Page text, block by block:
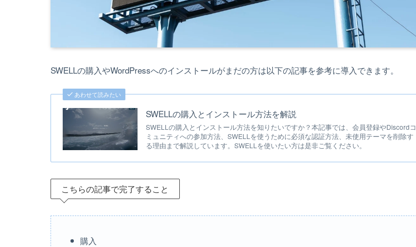
SWELLの購入やWordPressへのインストールがまだの方は以下の記事を参考に導入できます。
あわせて読みたい
SWELLの購入とインストール方法を解説
SWELLの購入とインストール方法を知りたいですか？本記事では、会員登録やDiscordコ
ミュニティへの参加方法、SWELLを使うために必須な認証方法、未使用テーマを削除す
る理由まで解説しています。SWELLを使いたい方は是非ご覧ください。
こちらの記事で完了すること
購入